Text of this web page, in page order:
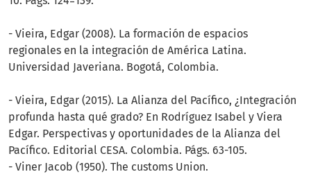
- Vieira, Edgar (2008). La formación de espacios
regionales en la integración de América Latina.
Universidad Javeriana. Bogotá, Colombia.
- Vieira, Edgar (2015). La Alianza del Pacífico, ¿Integración
profunda hasta qué grado? En Rodríguez Isabel y Viera
Edgar. Perspectivas y oportunidades de la Alianza del
Pacífico. Editorial CESA. Colombia. Págs. 63-105.
- Viner Jacob (1950). The customs Union.